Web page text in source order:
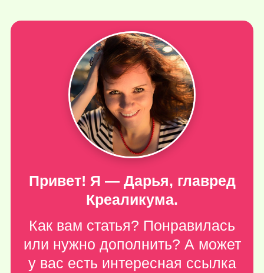
Привет! Я — Дарья, главред
Креаликума.
Как вам статья? Понравилась
или нужно дополнить? А может
у вас есть интересная ссылка